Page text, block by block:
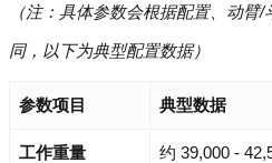
（注：具体参数会根据配置、动臂
同，以下为典型配置数据）
参数项目 典型数据
工作重量 约 39,000 -